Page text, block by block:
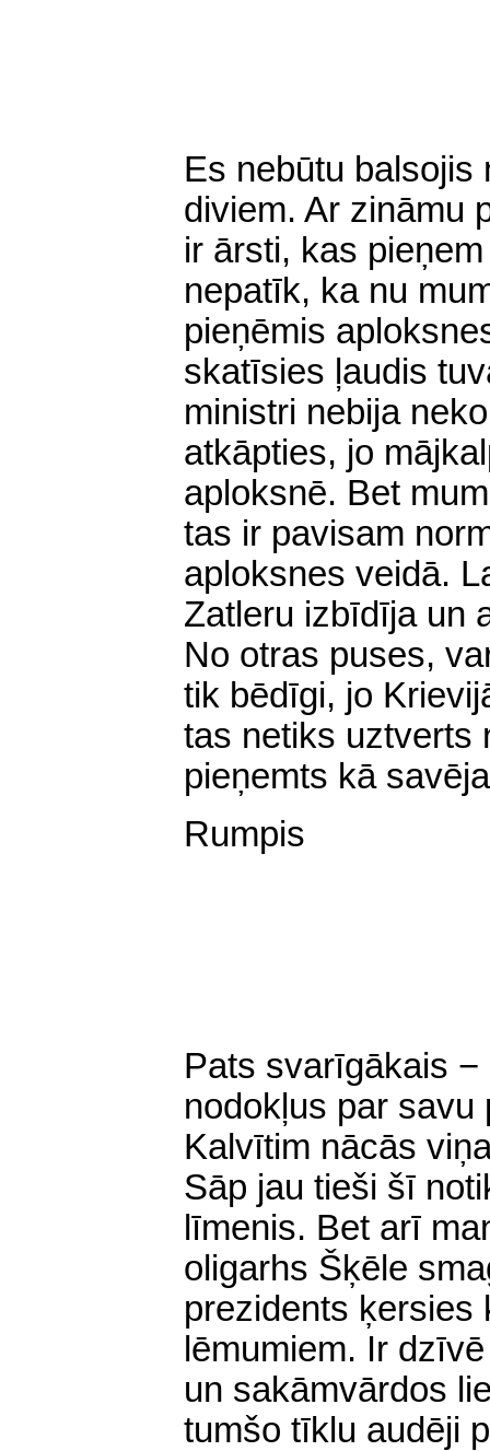
Es nebūtu balsojis
diviem. Ar zināmu
ir ārsti, kas
nepatīk, ka nu
pieņēmis
skatīsies ļaudis
ministri nebija
atkāpties, jo
aploksnē. Bet
tas ir pavisam
aploksnes veidā.
Zatleru izbīdīja un
No otras puses,
tik bēdīgi, jo
tas netiks uztverts
pieņemts kā
Rumpis
Pats svarīgākais
nodokļus par savu
Kalvītim nācās
Sāp jau tieši šī
līmenis. Bet arī
oligarhs Šķēle
prezidents ķersies
lēmumiem. Ir
un sakāmvārdos
tumšo tīklu audēji